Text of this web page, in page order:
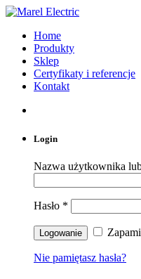
Home
Produkty
Sklep
Certyfikaty i referencje
Kontakt
Login
Nazwa użytkownika
Hasło *
Nie pamiętasz hasła?